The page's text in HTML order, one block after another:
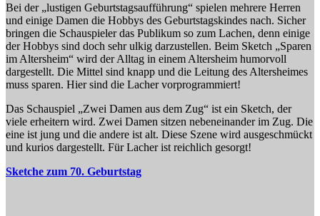
Bei der „lustigen Geburtstagsaufführung“ spielen mehrere Herren
und einige Damen die Hobbys des Geburtstagskindes nach. Sicher
bringen die Schauspieler das Publikum so zum Lachen, denn einige
der Hobbys sind doch sehr ulkig darzustellen. Beim Sketch „Sparen
im Altersheim“ wird der Alltag in einem Altersheim humorvoll
dargestellt. Die Mittel sind knapp und die Leitung des Altersheimes
muss sparen. Hier sind die Lacher vorprogrammiert!
Das Schauspiel „Zwei Damen aus dem Zug“ ist ein Sketch, der
viele erheitern wird. Zwei Damen sitzen nebeneinander im Zug. Die
eine ist jung und die andere ist alt. Diese Szene wird ausgeschmückt
und kurios dargestellt. Für Lacher ist reichlich gesorgt!
Sketche zum 70. Geburtstag